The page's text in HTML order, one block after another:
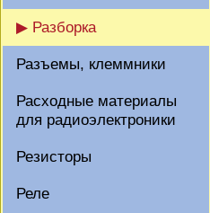
▶ Разборка
Разъемы, клеммники
Расходные материалы
для радиоэлектроники
Резисторы
Реле